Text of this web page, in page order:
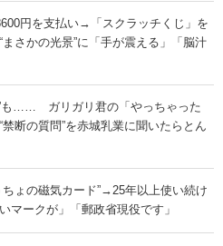
円を支払い→「スクラッチくじ」を
かの光景”に「手が震える」「脳汁
”も…… ガリガリ君の「やっちゃった
断の質問”を赤城乳業に聞いたらとん
ちょの磁気カード”→25年以上使い続け
マークが」「郵政省現役です」